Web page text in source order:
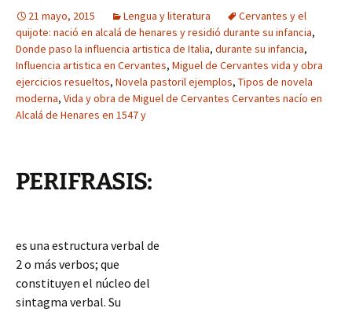
21 mayo, 2015 Lengua y literatura
Cervantes y el
quijote: nació en alcalá de henares y residió durante su infancia,
Donde paso la influencia artistica de Italia, durante su infancia,
Influencia artistica en Cervantes, Miguel de Cervantes vida y obra
ejercicios resueltos, Novela pastoril ejemplos, Tipos de novela
moderna, Vida y obra de Miguel de Cervantes Cervantes nacío en
Alcalá de Henares en 1547 y
PERIFRASIS:
es una estructura verbal de
2 o más verbos; que
constituyen el núcleo del
sintagma verbal. Su